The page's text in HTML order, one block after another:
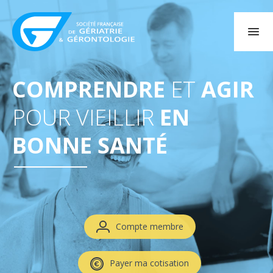
COMPRENDREET AGIR
POUR VIEILLIR EN
BONNE SANTÉ
Compte membre
Payer ma cotisation